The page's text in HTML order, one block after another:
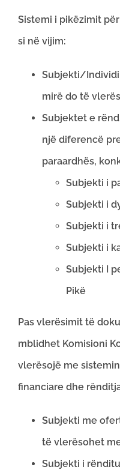
Sistemi i pikëzimit
si në vijim:
Subjekti/Individi
mirë do të
Subjektet e
një diferencë
paraardhës,
Subjekti i
Subjekti i
Subjekti i
Subjekti i
Subjekti I
Pikë
Pas vlerësimit të
mblidhet Komisioni
vlerësojë me
financiare dhe
Subjekti me
të vlerësohet
Subjekti i